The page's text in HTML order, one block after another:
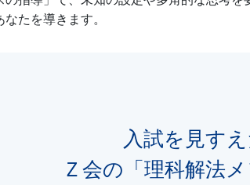
なたを導きます。
入試を見す
Ｚ会の「理科解法メ